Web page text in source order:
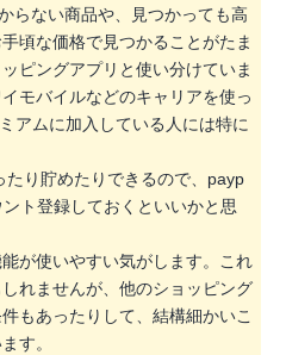
らない商品や、見つかっても高
頃な価格で見つかることがたま
ピングアプリと使い分けていま
モバイルなどのキャリアを使っ
アムに加入している人には特に
たり貯めたりできるので、payp
ト登録しておくといいかと思
が使いやすい気がします。これ
れませんが、他のショッピング
もあったりして、結構細かいこ
す。